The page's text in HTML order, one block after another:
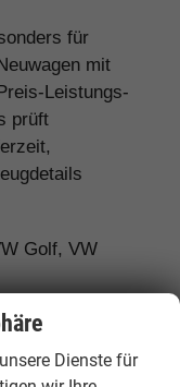
für
mit
Leistungs-
prüft
Golf, VW
Passat
Dienste für